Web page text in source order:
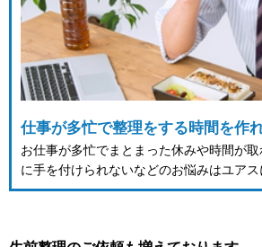
仕事が多忙で整理をする時間を作
お仕事が多忙でまとまった休みや時間が
に手を付けられないなどのお悩みはユアス